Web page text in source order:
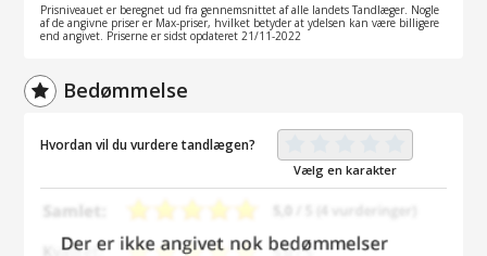
Prisniveauet er beregnet ud fra gennemsnittet af alle landets Tandlæger. Nogle
af de angivne priser er Max-priser, hvilket betyder at ydelsen kan være billigere
end angivet. Priserne er sidst opdateret 21/11-2022
Bedømmelse
Hvordan vil du vurdere tandlægen?
Vælg en karakter